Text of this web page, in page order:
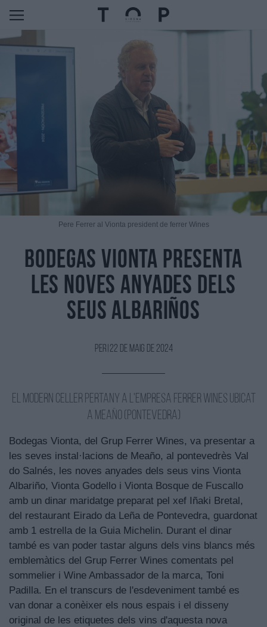
Pere Ferrer al Vionta president de ferrer Wines
Bodegas Vionta presenta
les noves anyades dels
seus Albariños
Per 22 de Maig de 2024
El modern celler pertany a l'empresa Ferrer Wines ubicat
a Meaño (Pontevedra)
Bodegas Vionta, del Grup Ferrer Wines, va presentar a
les seves instal·lacions de Meaño, al pontevedrès Val
do Salnés, les noves anyades dels seus vins Vionta
Albariño, Vionta Godello i Vionta Bosque de Fuscallo
amb un dinar maridatge preparat pel xef Iñaki Bretal,
del restaurant Eirado da Leña de Pontevedra, guardonat
amb 1 estrella de la Guia Michelin. Durant el dinar
també es van poder tastar alguns dels vins blancs més
emblemàtics del Grup Ferrer Wines comentats pel
sommelier i Wine Ambassador de la marca, Toni
Padilla. En el transcurs de l'esdeveniment també es
van donar a conèixer els nous espais i el disseny
original de les etiquetes dels vins d'aquesta nova